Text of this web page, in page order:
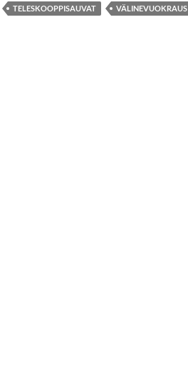
TELESKOOPPISAUVAT
VÄLINEVUOKRAUS